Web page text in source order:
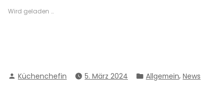
Wird geladen …
Verfasst
Küchenchefin 5. März 2024
Veröffentlicht
Allgemein, News